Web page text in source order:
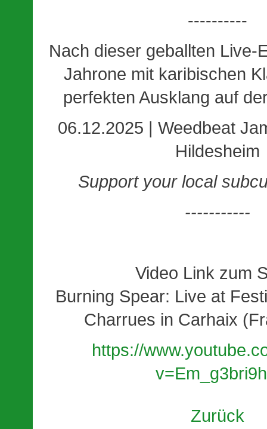
----------
Nach dieser geballten
Jahrone mit karibischen
perfekten Ausklang auf
06.12.2025 | Weedbeat
Hildesheim
Support your local
-----------
Video Link zum
Burning Spear: Live at
Charrues in Carhaix
https://
Zurück